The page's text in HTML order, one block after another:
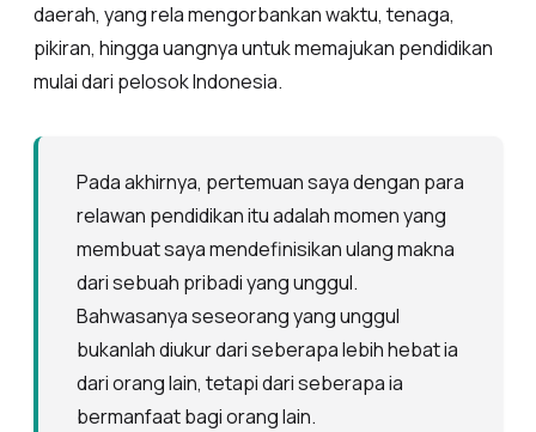
daerah, yang rela mengorbankan waktu, tenaga,
pikiran, hingga uangnya untuk memajukan pendidikan
mulai dari pelosok Indonesia.
Pada akhirnya, pertemuan saya dengan para
relawan pendidikan itu adalah momen yang
membuat saya mendefinisikan ulang makna
dari sebuah pribadi yang unggul.
Bahwasanya seseorang yang unggul
bukanlah diukur dari seberapa lebih hebat ia
dari orang lain, tetapi dari seberapa ia
bermanfaat bagi orang lain.